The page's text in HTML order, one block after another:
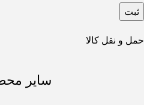
حمل و نقل کالا
سایر